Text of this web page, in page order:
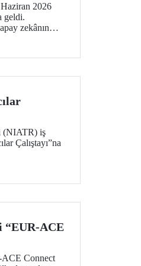
2026
geldi.
zekânın
(NIATR) iş
Çalıştayı”na
“EUR-ACE
ACE Connect